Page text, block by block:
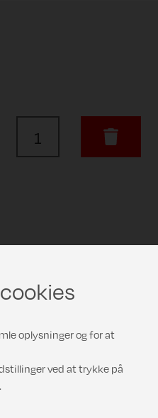
oplysninger og for at
ved at trykke på